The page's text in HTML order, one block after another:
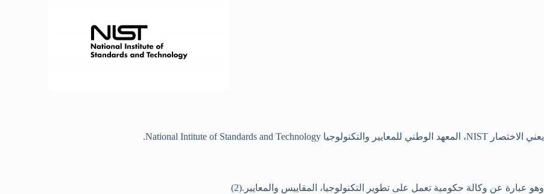
يعني الاختصار NIST، المعهد الوطني للمعايير والتكنولوجيا National Intitute of Standards and Technology.
وهو عبارة عن وكالة حكومية تعمل على تطوير التكنولوجيا، المقاييس والمعايير.(2)